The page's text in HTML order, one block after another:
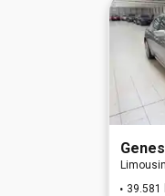
39.581